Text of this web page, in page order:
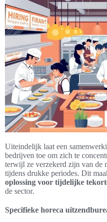
Uiteindelijk laat een
bedrijven toe om zich te
terwijl ze verzekerd zijn van de
tijdens drukke periodes. Dit
oplossing voor tijdelijke
de sector.
Specifieke horeca